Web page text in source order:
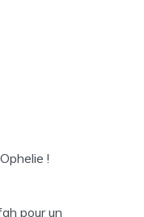
!
pour un